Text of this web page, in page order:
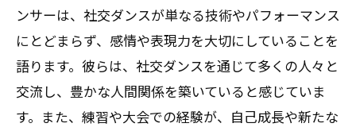
ンサーは、社交ダンスが単なる技術やパフォーマンス
にとどまらず、感情や表現力を大切にしていることを
語ります。彼らは、社交ダンスを通じて多くの人々と
交流し、豊かな人間関係を築いていると感じていま
す。また、練習や大会での経験が、自己成長や新たな